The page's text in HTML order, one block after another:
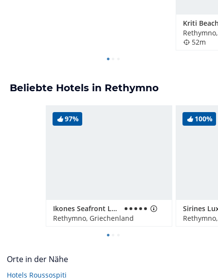
Kriti
52m
Beliebte Hotels in Rethymno
97%
Ikones Seafront Luxury Suites
Rethymno, Griechenland
100%
Orte in der Nähe
Hotels Roussospiti